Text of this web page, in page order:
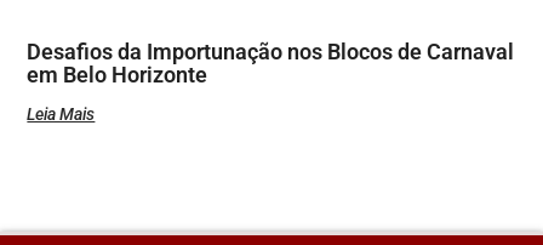
Desafios da Importunação nos Blocos de Carnaval
em Belo Horizonte
Leia Mais